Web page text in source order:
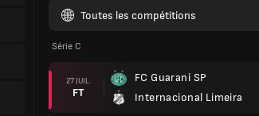
Toutes les compétitions
Série C
27 JUIL.
FT
FC Guarani SP
Internacional Limeira